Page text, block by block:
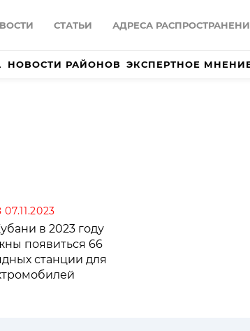
СТАТЬИ АДРЕСА
НОВОСТИ РАЙОНОВ ЭКСПЕРТНОЕ
07.11.2023
в 2023 году
появиться 66
станции для